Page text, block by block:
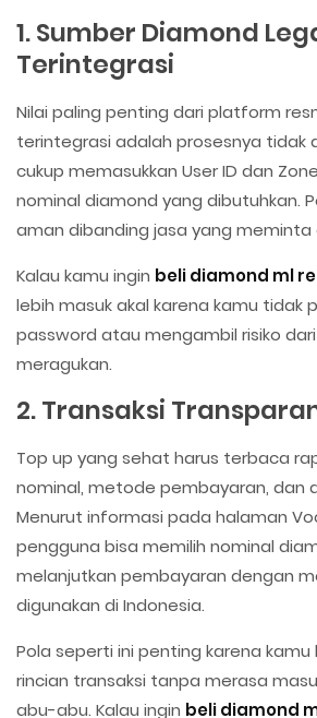
1. Sumber Diamond
Terintegrasi
Nilai paling penting dari platform
terintegrasi adalah prosesnya tidak
cukup memasukkan User ID dan
nominal diamond yang dibutuhkan.
aman dibanding jasa yang meminta
Kalau kamu ingin beli diamond ml
lebih masuk akal karena kamu tidak
password atau mengambil risiko
meragukan.
2. Transaksi
Top up yang sehat harus terbaca
nominal, metode pembayaran, dan
Menurut informasi pada halaman
pengguna bisa memilih nominal
melanjutkan pembayaran dengan
digunakan di Indonesia.
Pola seperti ini penting karena
rincian transaksi tanpa merasa
abu-abu. Kalau ingin beli diamond